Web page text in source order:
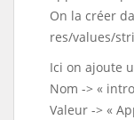
On la créer
res/values/
Ici on ajoute
Nom -> «
Valeur -> «